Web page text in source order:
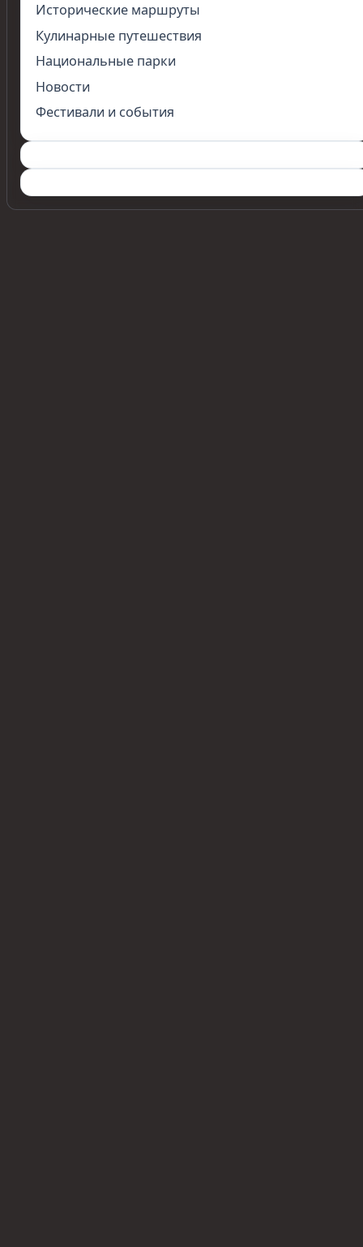
Исторические маршруты
Кулинарные путешествия
Национальные парки
Новости
Фестивали и события